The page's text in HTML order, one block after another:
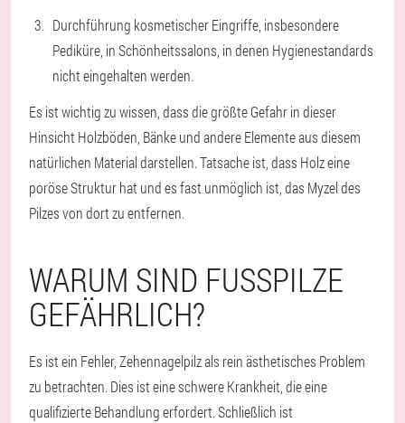
Durchführung kosmetischer Eingriffe, insbesondere
Pediküre, in Schönheitssalons, in denen Hygienestandards
nicht eingehalten werden.
Es ist wichtig zu wissen, dass die größte Gefahr in dieser
Hinsicht Holzböden, Bänke und andere Elemente aus diesem
natürlichen Material darstellen. Tatsache ist, dass Holz eine
poröse Struktur hat und es fast unmöglich ist, das Myzel des
Pilzes von dort zu entfernen.
WARUM SIND FUSSPILZE G
EFÄHRLICH?
Es ist ein Fehler, Zehennagelpilz als rein ästhetisches Problem
zu betrachten. Dies ist eine schwere Krankheit, die eine
qualifizierte Behandlung erfordert. Schließlich ist